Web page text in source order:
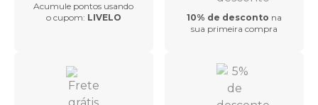
Acumule pontos usando
o cupom: LIVELO 10% de desconto na
sua primeira compra